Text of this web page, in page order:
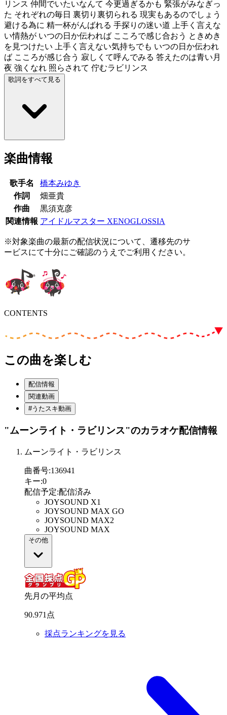
リンス 仲間でいたいなんて 今更過ぎるかも 緊張がみなぎっ
た それぞれの毎日 裏切り裏切られる 現実もあるのでしょう
避ける為に 精一杯がんばれる 手探りの迷い道 上手く言えな
い情熱が いつの日か伝われば こころで感じ合おう ときめき
を見つけたい 上手く言えない気持ちでも いつの日か伝われ
ば こころが感じ合う 寂しくて呼んでみる 答えたのは青い月
夜 強くなれ 照らされて 佇むラビリンス
歌詞をすべて見る
楽曲情報
歌手名
橋本みゆき
作詞
畑亜貴
作曲
黒須克彦
関連情報 アイドルマスター XENOGLOSSIA
※対象楽曲の最新の配信状況について、遷移先のサ
ービスにて十分にご確認のうえでご利用ください。
CONTENTS
この曲を楽しむ
配信情報
関連動画
#うたスキ動画
"ムーンライト・ラビリンス"のカラオケ配信情報
ムーンライト・ラビリンス
曲番号:136941
キー:0
配信予定:配信済み
JOYSOUND X1
JOYSOUND MAX GO
JOYSOUND MAX2
JOYSOUND MAX
その他
先月の平均点
90.971 点
採点ランキングを見る